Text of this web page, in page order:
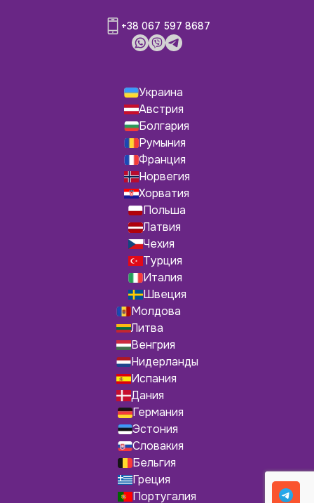
+38 067 597 8687
Украина
Австрия
Болгария
Румыния
Франция
Норвегия
Хорватия
Польша
Латвия
Чехия
Турция
Италия
Швеция
Молдова
Литва
Венгрия
Нидерланды
Испания
Дания
Германия
Эстония
Словакия
Бельгия
Греция
Португалия